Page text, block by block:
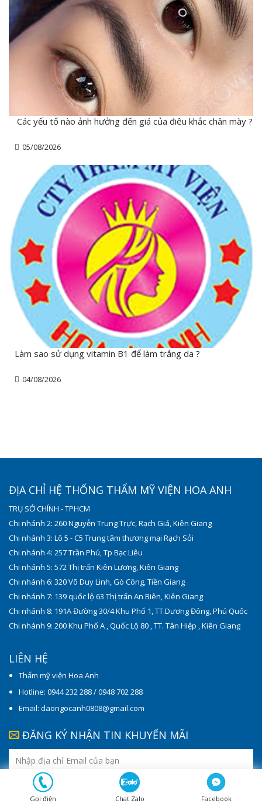
Các yếu tố nào ảnh hưởng đến giá của điêu khắc chân mày ?
05/08/2026
Làm sao sử dụng vitamin B1 để làm trắng da ?
04/08/2026
ĐỊA CHỈ HỆ THỐNG THẨM MỸ VIỆN HOA ANH
TRỤ SỞ CHÍNH - TPHCM
Chi nhánh 2: 260 Nguyễn Trung Trực, Rạch Giá, Kiên Giang
Chi nhánh 3: Lô 5 - C5 Trung tâm thương mại Rạch Sỏi
Chi nhánh 4: 257 Trần Phú, Tp Bạc Liêu
Chi nhánh 5: 572 Thị trấn Kiên Lương, Kiên Giang
Chi nhánh 6: 320 Võ Duy Linh, Gò Công, Tiền Giang
Chi nhánh 7: 139 quốc lộ 63 Thị trấn An Biên, Kiên Giang
Chi nhánh 8: 191A Đường 30/4 Khu Phố 1, TT.Dương Đông, Phú Quốc
Chi nhánh 9: 200 Khu Phố A , Quốc Lộ 80 , TT. Tân Hiệp , Kiên Giang
LIÊN HỆ
Thẩm mỹ viện Hoa Anh
Hotline: 0944 232 288 / 0948 702 288
Email: daongocanh0808@gmail.com
ĐĂNG KÝ NHẬN TIN KHUYẾN MÃI
Gọi điện Chat Zalo Facebook